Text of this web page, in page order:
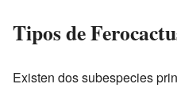
Tipos de
Existen dos subespecies